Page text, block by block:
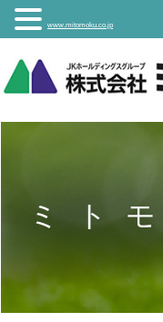
ミト
www.mitomoku.co.jp